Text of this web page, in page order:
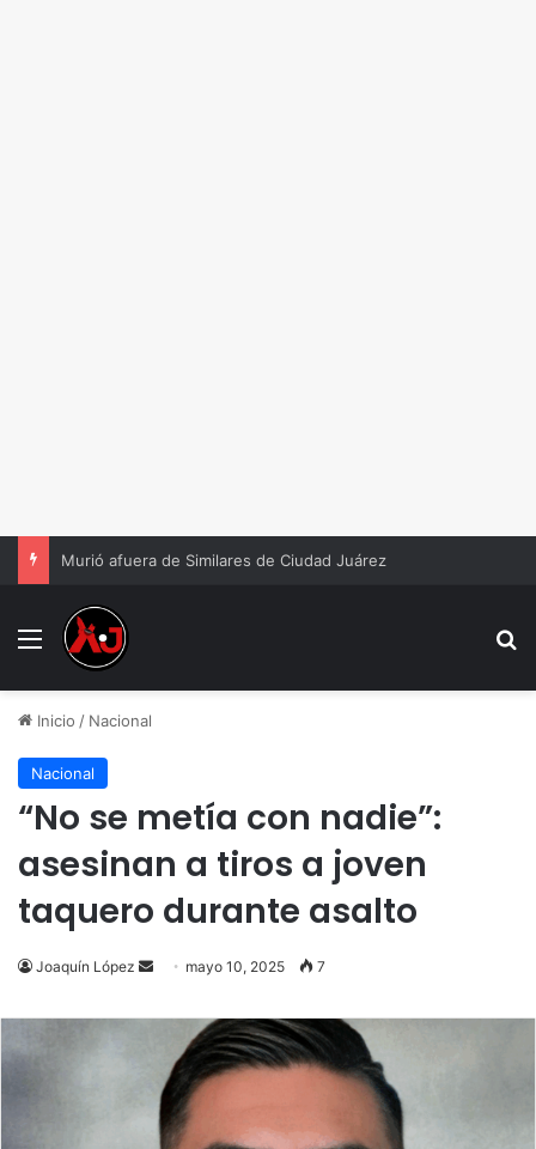
Murió afuera de Similares de Ciudad Juárez
Menu
Inicio / Nacional
Nacional
“No se metía con nadie”:
asesinan a tiros a joven
taquero durante asalto
Joaquín López
Send
email
mayo 10, 2025 7